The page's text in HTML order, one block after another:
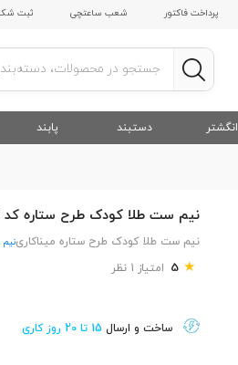
پرداخت فاکتور شعب ساعتچی ثبت
انگشتر دستبند پابند
نیم ست طلا کودک طرح ستاره کد KS116
نیم ست طلا کودک طرح ستاره میناکاری
★
5 امتیاز 1 نظر
ساخت و ارسال 15 تا 20 روز کاری